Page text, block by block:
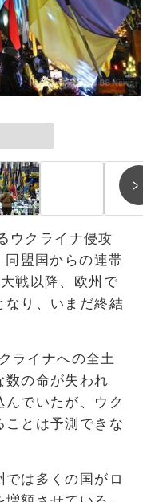
ウクライナ侵攻
盟国からの連帯
戦以降、欧州で
なり、いまだ終結
ライナへの全土
数の命が失われ
でいたが、ウク
ことは予測できな
は多くの国がロ